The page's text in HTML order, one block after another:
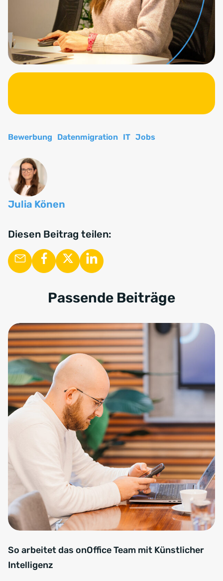
Bewerbung Datenmigration IT Jobs
Julia Könen
Diesen Beitrag teilen:
Passende Beiträge
So arbeitet das onOffice Team mit Künstlicher
Intelligenz